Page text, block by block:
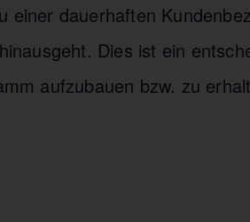
einer dauerhaften
Dies ist ein
aufzubauen bzw. zu